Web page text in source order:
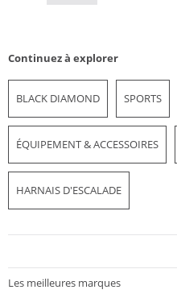
Continuez à explorer
BLACK DIAMOND SPORTS
ÉQUIPEMENT & ACCESSOIRES
HARNAIS D'ESCALADE
Les meilleures marques